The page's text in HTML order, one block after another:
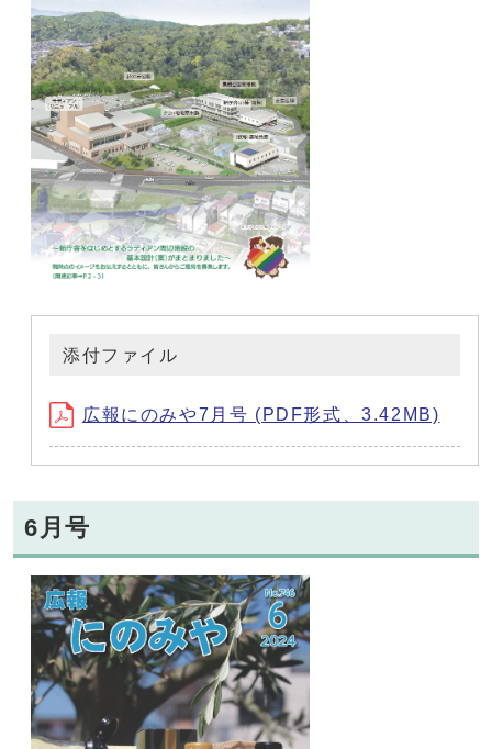
添付ファイル
広報にのみや7月号 (PDF形式、3.42MB)
6月号